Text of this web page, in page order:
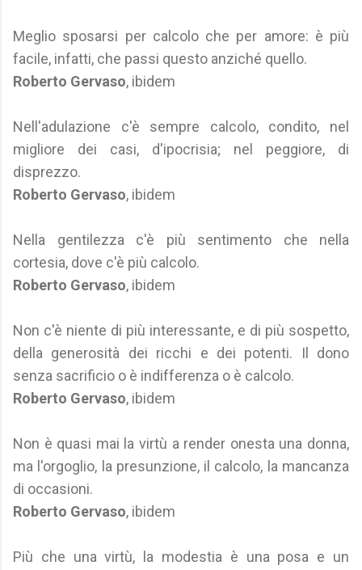
Meglio sposarsi per calcolo che per amore: è più
facile, infatti, che passi questo anziché quello.
Roberto Gervaso, ibidem
Nell'adulazione c'è sempre calcolo, condito, nel
migliore dei casi, d'ipocrisia; nel peggiore, di
disprezzo.
Roberto Gervaso, ibidem
Nella gentilezza c'è più sentimento che nella
cortesia, dove c'è più calcolo.
Roberto Gervaso, ibidem
Non c'è niente di più interessante, e di più sospetto,
della generosità dei ricchi e dei potenti. Il dono
senza sacrificio o è indifferenza o è calcolo.
Roberto Gervaso, ibidem
Non è quasi mai la virtù a render onesta una donna,
ma l'orgoglio, la presunzione, il calcolo, la mancanza
di occasioni.
Roberto Gervaso, ibidem
Più che una virtù, la modestia è una posa e un